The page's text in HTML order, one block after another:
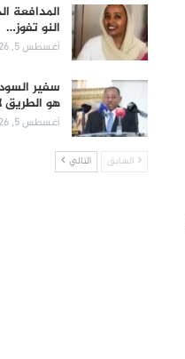
المدافعة
النو تفوز…
أغسطس 5, 2026
سفير
هو الطريق
أغسطس 5, 2026
السابق التالي